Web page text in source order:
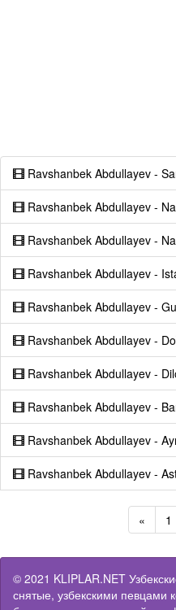
Ravshanbek Abdullayev -
Ravshanbek Abdullayev -
Ravshanbek Abdullayev -
Ravshanbek Abdullayev -
Ravshanbek Abdullayev -
Ravshanbek Abdullayev -
Ravshanbek Abdullayev -
Ravshanbek Abdullayev -
Ravshanbek Abdullayev -
Ravshanbek Abdullayev -
« 1
© 2021 KLIPLAR.NET
снятые, узбекскими певцами